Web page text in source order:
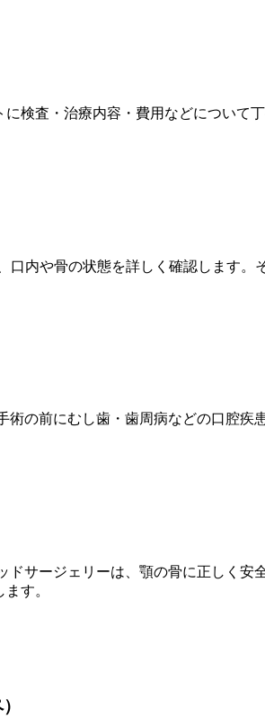
検査・治療内容・費用などについて丁
口内や骨の状態を詳しく確認します
の前にむし歯・歯周病などの口腔疾
ドサージェリーは、顎の骨に正しく
す。